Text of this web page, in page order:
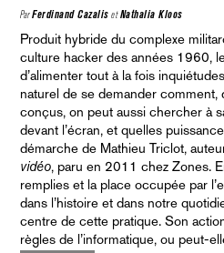
ParFerdinand Cazalis etNathalia Kloos
Produit hybride du complexe militaro-scientifique et de la
culture hacker des années 1960,
d’alimenter tout à la fois
naturel de se demander comment,
conçus, on peut aussi chercher à
devant l’écran, et quelles
démarche de Mathieu Triclot,
vidéo, paru en 2011 chez Zones.
remplies et la place occupée par
dans l’histoire et dans notre
centre de cette pratique. Son
règles de l’informatique, ou peut-